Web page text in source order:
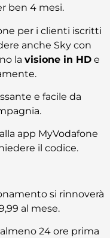
ben 4 mesi.
per i clienti iscritti
anche Sky con
la visione in HD e
e facile da
app MyVodafone
il codice.
si rinnoverà
al mese.
24 ore prima